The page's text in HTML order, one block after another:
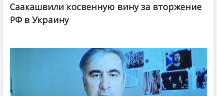
Саакашвили косвенную вину за вторжение
РФ в Украину